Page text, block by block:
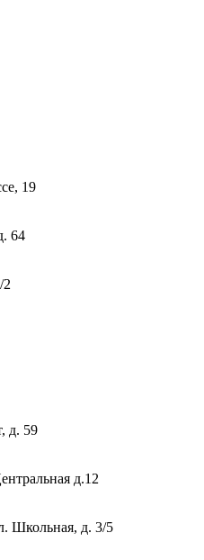
19
64
2
д. 59
д.12
Школьная, д. 3/5